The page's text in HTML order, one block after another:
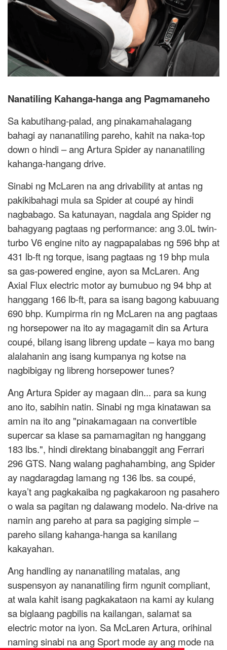
Nanatiling Kahanga-hanga ang Pagmamaneho
Sa kabutihang-palad, ang pinakamahalagang
bahagi ay nananatiling pareho, kahit na naka-top
down o hindi – ang Artura Spider ay nananatiling
kahanga-hangang drive.
Sinabi ng McLaren na ang drivability at antas ng
pakikibahagi mula sa Spider at coupé ay hindi
nagbabago. Sa katunayan, nagdala ang Spider ng
bahagyang pagtaas ng performance: ang 3.0L twin-
turbo V6 engine nito ay nagpapalabas ng 596 bhp at
431 lb-ft ng torque, isang pagtaas ng 19 bhp mula
sa gas-powered engine, ayon sa McLaren. Ang
Axial Flux electric motor ay bumubuo ng 94 bhp at
hanggang 166 lb-ft, para sa isang bagong kabuuang
690 bhp. Kumpirma rin ng McLaren na ang pagtaas
ng horsepower na ito ay magagamit din sa Artura
coupé, bilang isang libreng update – kaya mo bang
alalahanin ang isang kumpanya ng kotse na
nagbibigay ng libreng horsepower tunes?
Ang Artura Spider ay magaan din... para sa kung
ano ito, sabihin natin. Sinabi ng mga kinatawan sa
amin na ito ang "pinakamagaan na convertible
supercar sa klase sa pamamagitan ng hanggang
183 lbs.", hindi direktang binabanggit ang Ferrari
296 GTS. Nang walang paghahambing, ang Spider
ay nagdaragdag lamang ng 136 lbs. sa coupé,
kaya’t ang pagkakaiba ng pagkakaroon ng pasahero
o wala sa pagitan ng dalawang modelo. Na-drive na
namin ang pareho at para sa pagiging simple –
pareho silang kahanga-hanga sa kanilang
kakayahan.
Ang handling ay nananatiling matalas, ang
suspensyon ay nananatiling firm ngunit compliant,
at wala kahit isang pagkakataon na kami ay kulang
sa biglaang pagbilis na kailangan, salamat sa
electric motor na iyon. Sa McLaren Artura, orihinal
naming sinabi na ang Sport mode ay ang mode na